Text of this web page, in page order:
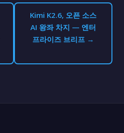
Kimi K2.6, 오픈 소스
AI 왕좌 차지 — 엔터
프라이즈 브리프 →